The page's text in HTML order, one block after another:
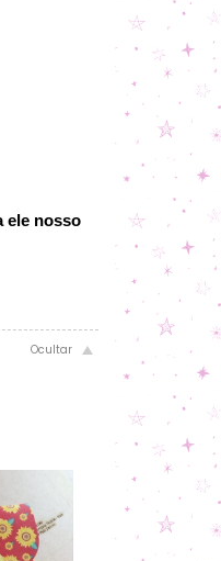
ele nosso